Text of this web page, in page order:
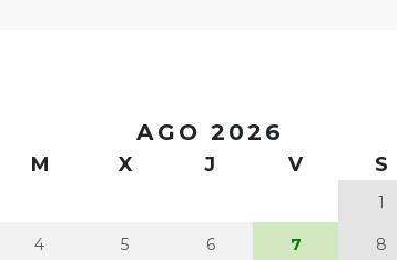
AGO 2026
M X J V S
1
4 5 6 7 8